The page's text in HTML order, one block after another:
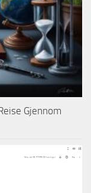
Gjennom